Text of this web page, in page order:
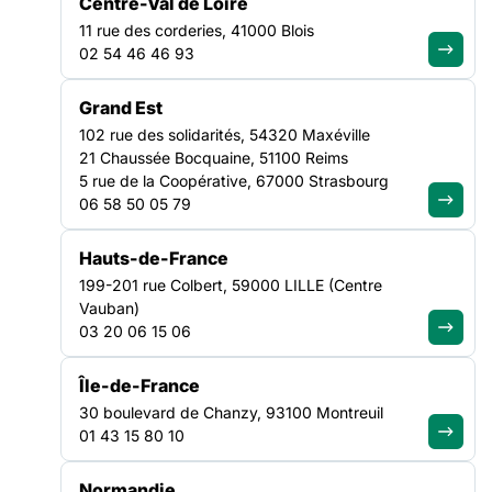
PAYS DE LA LOIRE
Une journée dédiée aux acteurs de l’AHIL et de l’IAE pour
favoriser l’accès des personnes accueillies et
accompagnées vers l’emploi durable !
C’est quoi l’IAE ? Quelles sont les missions emploi des
travailleurs sociaux de l’hébergement ? Où sont les structures
dans le département ?
Qui sont les publics accueillis et accompagnés ? Quelles sont
les perspectives d’emploi ? Comment peut-on traiter au mieux
le sujet emploi ?
Pourquoi l’emploi pour tous est un objectif possible ?
11 rue des corderies, 41000 Blois
02 54 46 46 93
Grand Est
102 rue des solidarités, 54320 Maxéville
21 Chaussée Bocquaine, 51100 Reims
5 rue de la Coopérative, 67000 Strasbourg
06 58 50 05 79
Hauts-de-France
199-201 rue Colbert, 59000 LILLE (Centre
Vauban)
03 20 06 15 06
Île-de-France
30 boulevard de Chanzy, 93100 Montreuil
01 43 15 80 10